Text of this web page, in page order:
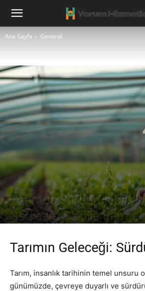
Ana Sayfa General
Tarımda
Geleceği Şekillendirmek
Tarımın Geleceği:
Tarım, insanlık tarihinin temel unsuru
günümüzde, çevreye duyarlı ve